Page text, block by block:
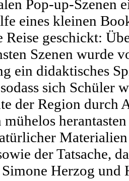
Pop-up-Szenen
eines kleinen
Reise geschickt:
Szenen wurde
ein didaktisches
sich Schüler
der Region durch
der Tatsache,
Herzog und